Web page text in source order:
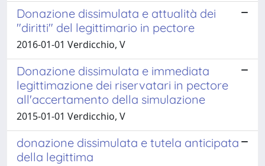
Donazione dissimulata e attualità dei
"diritti" del legittimario in pectore
2016-01-01 Verdicchio, V
Donazione dissimulata e immediata
legittimazione dei riservatari in pectore
all'accertamento della simulazione
2015-01-01 Verdicchio, V
donazione dissimulata e tutela anticipata
della legittima